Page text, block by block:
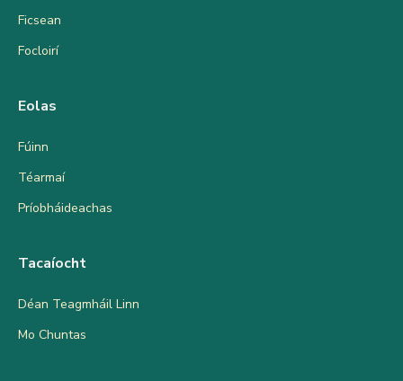
Ficsean
Focloirí
Eolas
Fúinn
Téarmaí
Príobháideachas
Tacaíocht
Déan Teagmháil Linn
Mo Chuntas